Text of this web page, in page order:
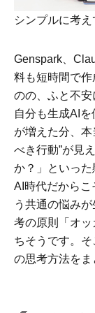
シンプルに考
Genspark、
料も短時間で
のの、ふと不安
自分も生成AI
が増えた分、本
べき行動”が見
か？」といった
AI時代だからこ
う共通の悩み
考の原則「オ
ちそうです。そ
の思考方法をま